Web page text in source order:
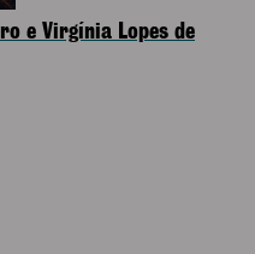
e Virgínia Lopes de